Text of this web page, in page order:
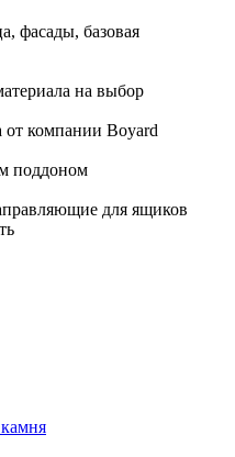
фасады, базовая
на выбор
от компании Boyard
поддоном
для ящиков